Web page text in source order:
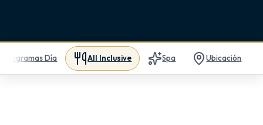
Programas Día All Inclusive Spa Ubicación